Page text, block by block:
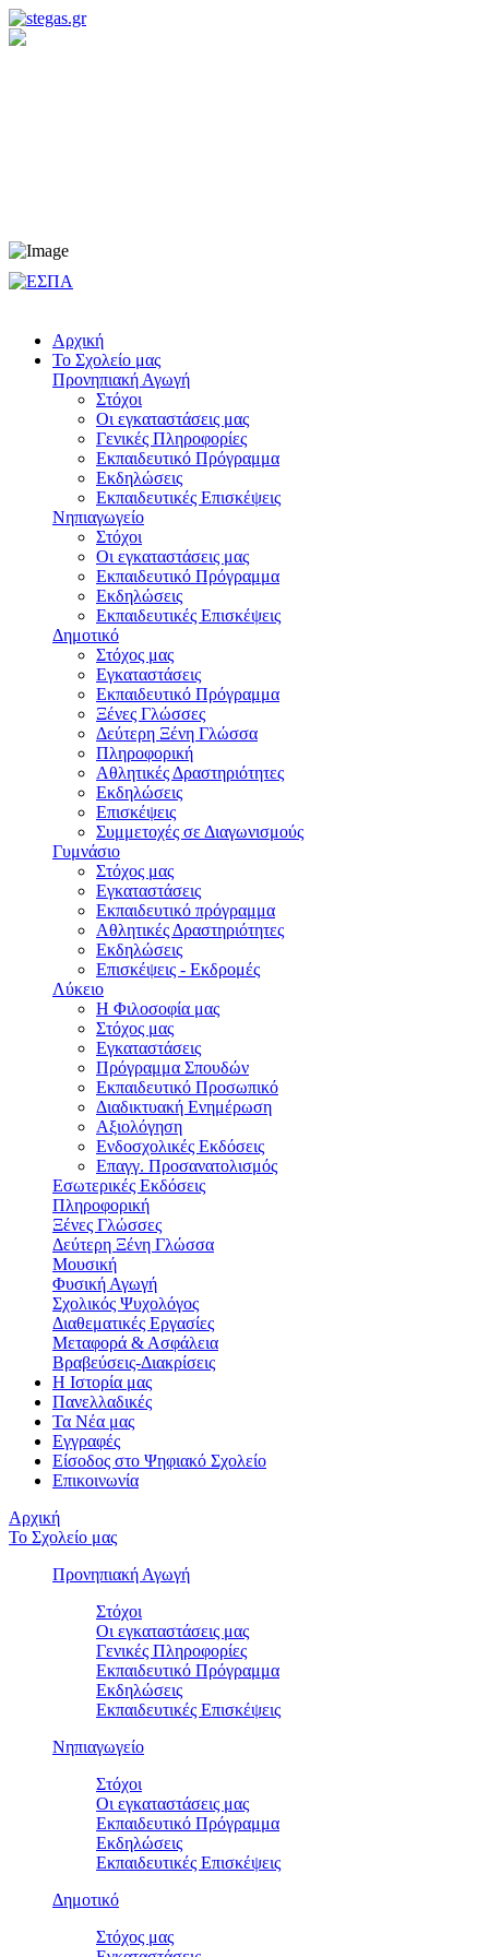
Αρχική
Το Σχολείο μας
Προνηπιακή Αγωγή
Στόχοι
Οι εγκαταστάσεις μας
Γενικές Πληροφορίες
Εκπαιδευτικό Πρόγραμμα
Εκδηλώσεις
Εκπαιδευτικές Eπισκέψεις
Νηπιαγωγείο
Στόχοι
Οι εγκαταστάσεις μας
Εκπαιδευτικό Πρόγραμμα
Εκδηλώσεις
Εκπαιδευτικές Eπισκέψεις
Δημοτικό
Στόχος μας
Εγκαταστάσεις
Εκπαιδευτικό Πρόγραμμα
Ξένες Γλώσσες
Δεύτερη Ξένη Γλώσσα
Πληροφορική
Αθλητικές Δραστηριότητες
Εκδηλώσεις
Επισκέψεις
Συμμετοχές σε Διαγωνισμούς
Γυμνάσιο
Στόχος μας
Εγκαταστάσεις
Εκπαιδευτικό πρόγραμμα
Αθλητικές Δραστηριότητες
Εκδηλώσεις
Επισκέψεις - Εκδρομές
Λύκειο
Η Φιλοσοφία μας
Στόχος μας
Εγκαταστάσεις
Πρόγραμμα Σπουδών
Εκπαιδευτικό Προσωπικό
Διαδικτυακή Ενημέρωση
Αξιολόγηση
Ενδοσχολικές Εκδόσεις
Επαγγ. Προσανατολισμός
Εσωτερικές Εκδόσεις
Πληροφορική
Ξένες Γλώσσες
Δεύτερη Ξένη Γλώσσα
Μουσική
Φυσική Αγωγή
Σχολικός Ψυχολόγος
Διαθεματικές Εργασίες
Μεταφορά & Ασφάλεια
Βραβεύσεις-Διακρίσεις
Η Ιστορία μας
Πανελλαδικές
Τα Νέα μας
Εγγραφές
Είσοδος στο Ψηφιακό Σχολείο
Επικοινωνία
Αρχική
Το Σχολείο μας
Προνηπιακή Αγωγή
Στόχοι
Οι εγκαταστάσεις μας
Γενικές Πληροφορίες
Εκπαιδευτικό Πρόγραμμα
Εκδηλώσεις
Εκπαιδευτικές Eπισκέψεις
Νηπιαγωγείο
Στόχοι
Οι εγκαταστάσεις μας
Εκπαιδευτικό Πρόγραμμα
Εκδηλώσεις
Εκπαιδευτικές Eπισκέψεις
Δημοτικό
Στόχος μας